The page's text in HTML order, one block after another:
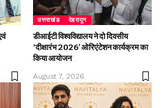
उत्तराखंड देहरादून
डीआईटी विश्वविद्यालय ने दो दिवसीय
‘दीक्षारंभ 2026’ ओरिएंटेशन कार्यक्रम का
किया आयोजन
August 7, 2026